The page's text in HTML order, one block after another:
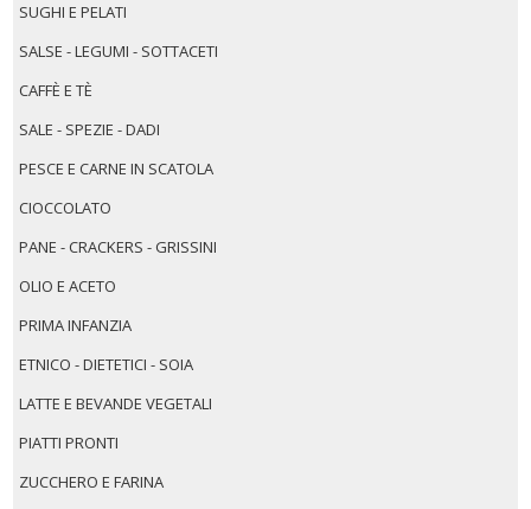
SUGHI E PELATI
SALSE - LEGUMI - SOTTACETI
CAFFÈ E TÈ
SALE - SPEZIE - DADI
PESCE E CARNE IN SCATOLA
CIOCCOLATO
PANE - CRACKERS - GRISSINI
OLIO E ACETO
PRIMA INFANZIA
ETNICO - DIETETICI - SOIA
LATTE E BEVANDE VEGETALI
PIATTI PRONTI
ZUCCHERO E FARINA